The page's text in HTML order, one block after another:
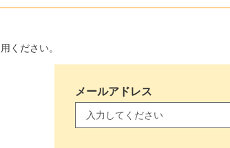
ください。
メールアドレス